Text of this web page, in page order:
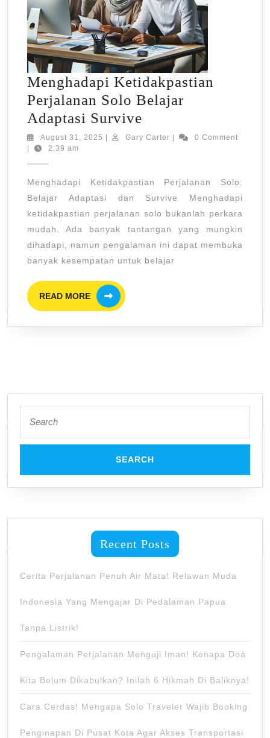
Menghadapi Ketidakpastian
Perjalanan Solo Belajar
Adaptasi Survive
Ketidakpastian
Belajar
Adaptasi
Survive
August 31, 2025 August
| Gary Carter Gary
|
0 Comment
|
2:39 am
Menghadapi Ketidakpastian Perjalanan Solo:
Belajar Adaptasi dan Survive Menghadapi
ketidakpastian perjalanan solo bukanlah perkara
mudah. Ada banyak tantangan yang mungkin
dihadapi, namun pengalaman ini dapat membuka
banyak kesempatan untuk belajar
READ MORE
READ
MORE
for:
Recent Posts
Cerita Perjalanan Penuh Air Mata! Relawan Muda
Indonesia Yang Mengajar Di Pedalaman Papua
Tanpa Listrik!
Pengalaman Perjalanan Menguji Iman! Kenapa Doa
Kita Belum Dikabulkan? Inilah 6 Hikmah Di Baliknya!
Cara Cerdas! Mengapa Solo Traveler Wajib Booking
Penginapan Di Pusat Kota Agar Akses Transportasi